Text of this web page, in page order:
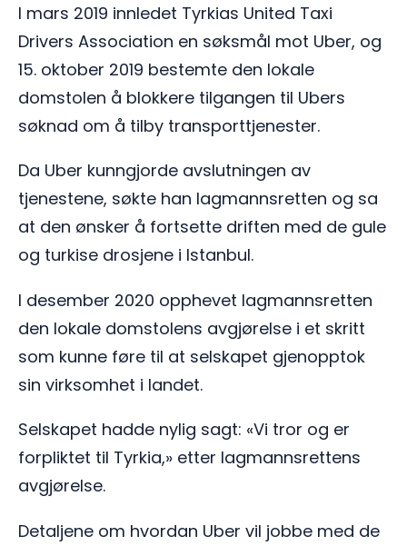
I mars 2019 innledet Tyrkias United Taxi
Drivers Association en søksmål mot Uber, og
15. oktober 2019 bestemte den lokale
domstolen å blokkere tilgangen til Ubers
søknad om å tilby transporttjenester.
Da Uber kunngjorde avslutningen av
tjenestene, søkte han lagmannsretten og sa
at den ønsker å fortsette driften med de gule
og turkise drosjene i Istanbul.
I desember 2020 opphevet lagmannsretten
den lokale domstolens avgjørelse i et skritt
som kunne føre til at selskapet gjenopptok
sin virksomhet i landet.
Selskapet hadde nylig sagt: «Vi tror og er
forpliktet til Tyrkia,» etter lagmannsrettens
avgjørelse.
Detaljene om hvordan Uber vil jobbe med de